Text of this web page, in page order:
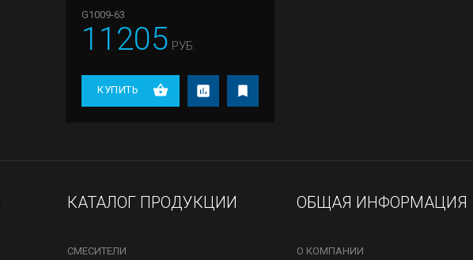
G1009-63
11205 РУБ.
КУПИТЬ
КАТАЛОГ ПРОДУКЦИИ
СМЕСИТЕЛИ
ОБЩАЯ ИНФОРМАЦИЯ
О КОМПАНИИ